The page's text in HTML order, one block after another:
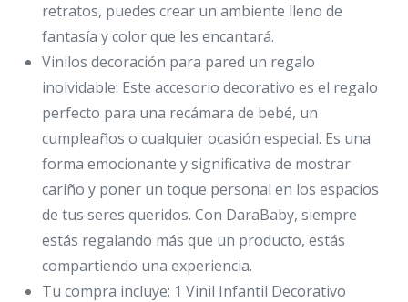
retratos, puedes crear un ambiente lleno de
fantasía y color que les encantará.
Vinilos decoración para pared un regalo
inolvidable: Este accesorio decorativo es el regalo
perfecto para una recámara de bebé, un
cumpleaños o cualquier ocasión especial. Es una
forma emocionante y significativa de mostrar
cariño y poner un toque personal en los espacios
de tus seres queridos. Con DaraBaby, siempre
estás regalando más que un producto, estás
compartiendo una experiencia.
Tu compra incluye: 1 Vinil Infantil Decorativo